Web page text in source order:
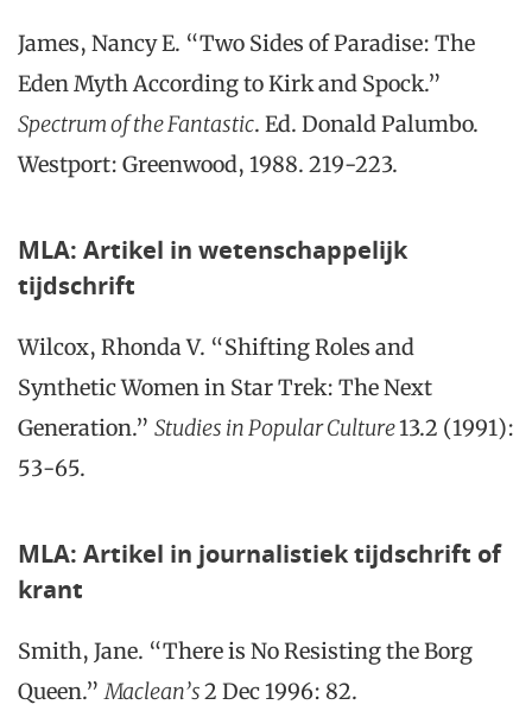
James, Nancy E. “Two Sides of Paradise: The
Eden Myth According to Kirk and Spock.”
Spectrum of the Fantastic. Ed. Donald Palumbo.
Westport: Greenwood, 1988. 219-223.
MLA: Artikel in wetenschappelijk
tijdschrift
Wilcox, Rhonda V. “Shifting Roles and
Synthetic Women in Star Trek: The Next
Generation.” Studies in Popular Culture13.2 (1991):
53-65.
MLA: Artikel in journalistiek tijdschrift of
krant
Smith, Jane. “There is No Resisting the Borg
Queen.”Maclean’s2 Dec 1996: 82.